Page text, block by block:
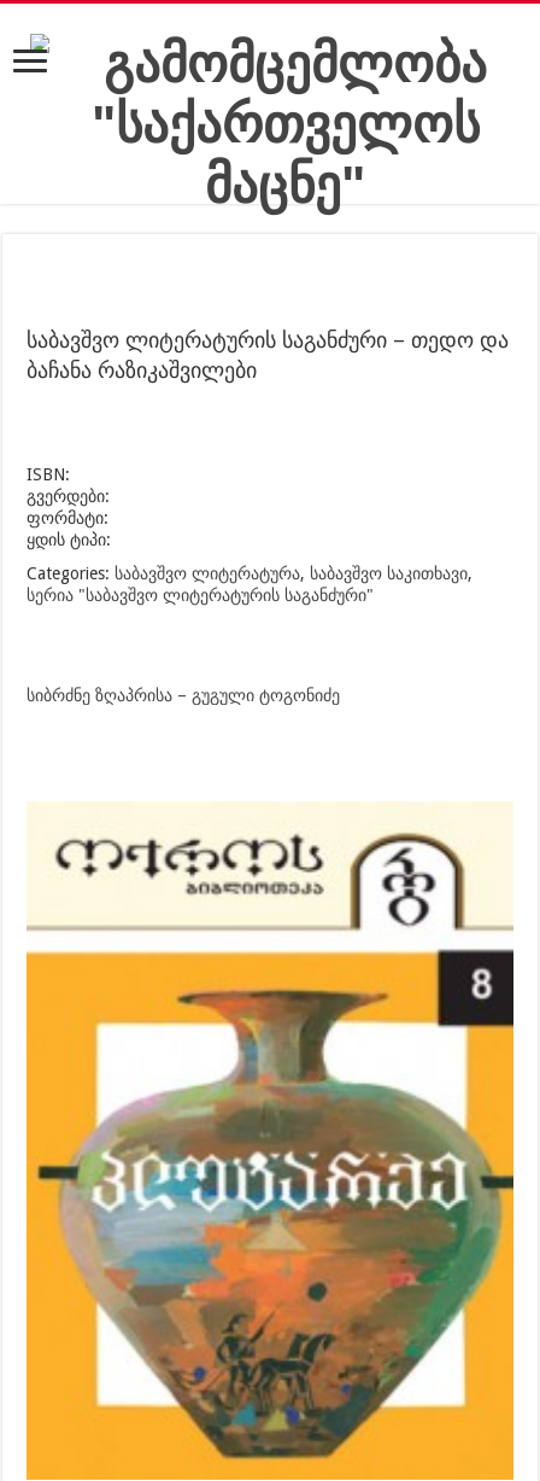
საბავშვო ლიტერატურის საგანძური – თედო და
ბაჩანა რაზიკაშვილები
ISBN:
გვერდები:
ფორმატი:
ყდის ტიპი:
Categories: საბავშვო ლიტერატურა, საბავშვო საკითხავი,
სერია "საბავშვო ლიტერატურის საგანძური"
სიბრძნე ზღაპრისა – გუგული ტოგონიძე